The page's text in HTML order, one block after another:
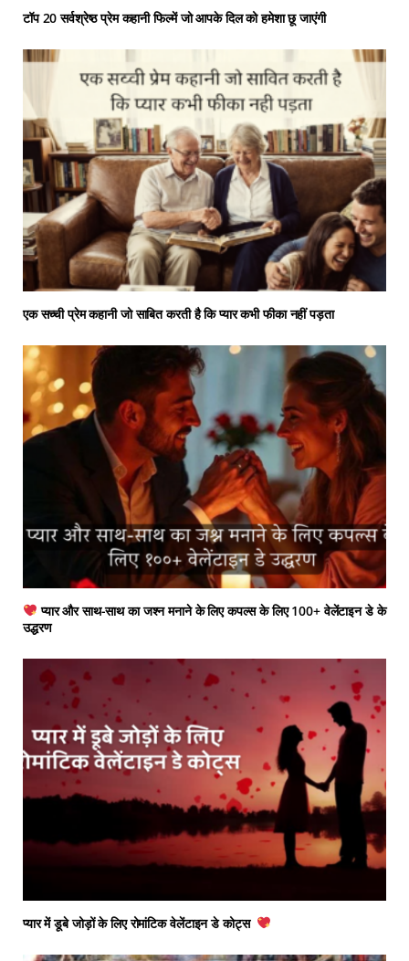
टॉप 20 सर्वश्रेष्ठ प्रेम कहानी फिल्में जो आपके दिल को हमेशा छू जाएंगी
एक सच्ची प्रेम कहानी जो साबित करती है कि प्यार कभी फीका नहीं पड़ता
प्यार और साथ-साथ का जश्न मनाने के लिए कपल्स के लिए 100+ वेलेंटाइन डे के
उद्धरण
प्यार में डूबे जोड़ों के लिए रोमांटिक वेलेंटाइन डे कोट्स